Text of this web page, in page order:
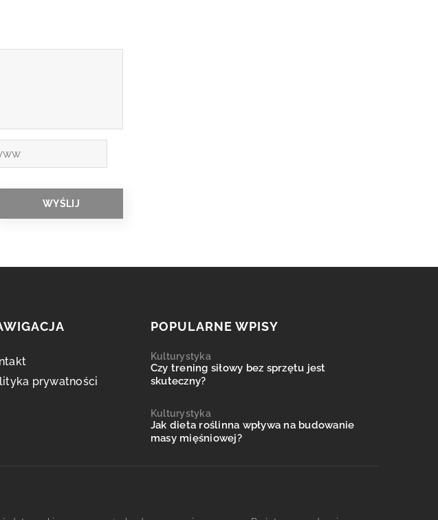
prywatności
POPULARNE WPISY
Kulturystyka
Czy trening siłowy bez sprzętu jest
skuteczny?
Kulturystyka
Jak dieta roślinna wpływa na budowanie
masy mięśniowej?